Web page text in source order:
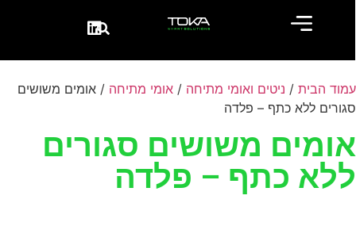
עמוד הבית/ ניטים ואומי מתיחה / אומי מתיחה / אומים משושים
סגורים ללא כתף – פלדה
אומים משושים סגורים
ללא כתף – פלדה